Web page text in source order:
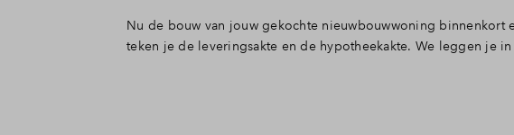
Nu de bouw van jouw gekochte nieuwbouwwoning
teken je de leveringsakte en de hypotheekakte. We leggen je